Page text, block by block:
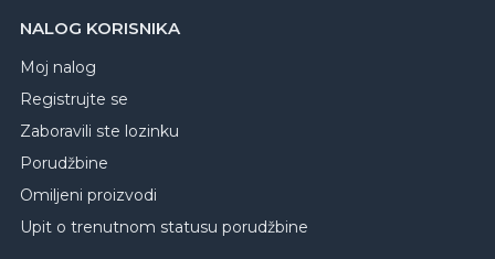
NALOG KORISNIKA
Moj nalog
Registrujte se
Zaboravili ste lozinku
Porudžbine
Omiljeni proizvodi
Upit o trenutnom statusu porudžbine